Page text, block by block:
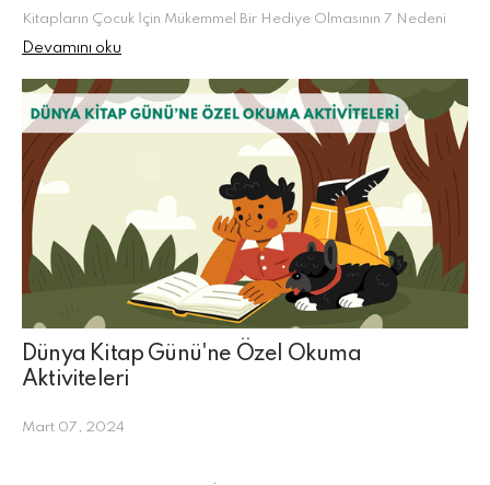
Kitapların Çocuk İçin Mükemmel Bir Hediye Olmasının 7 Nedeni
Devamını oku
Dünya Kitap Günü'ne Özel Okuma
Aktiviteleri
Mart 07, 2024